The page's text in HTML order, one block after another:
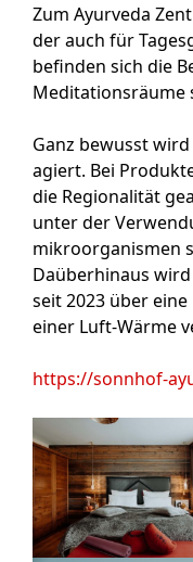
Zum Ayurveda
der auch für
befinden sich die
Meditationsräume
Ganz bewusst
agiert. Bei
die Regionalität
unter der
mikroorganismen
Daüberhinaus
seit 2023 über
einer Luft-Wärme
https://sonnhof-